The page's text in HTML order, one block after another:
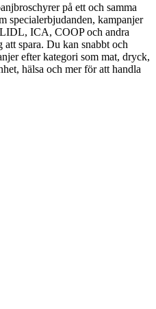
på ett och samma
specialerbjudanden, kampanjer
ICA, COOP och andra
spara. Du kan snabbt och
efter kategori som mat, dryck,
hälsa och mer för att handla